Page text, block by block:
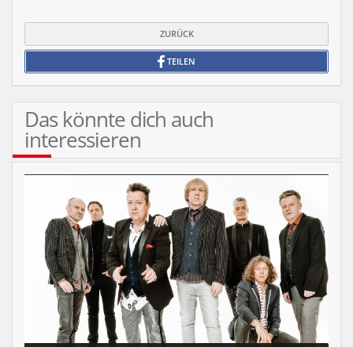
ZURÜCK
TEILEN
Das könnte dich auch
interessieren